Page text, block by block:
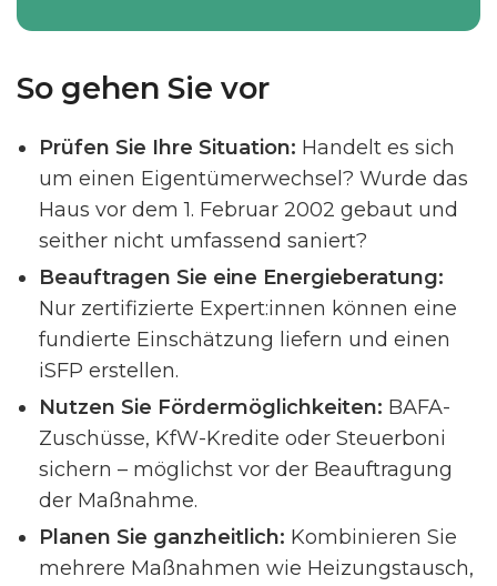
So gehen Sie vor
Prüfen Sie Ihre Situation: Handelt es sich
um einen Eigentümerwechsel? Wurde das
Haus vor dem 1. Februar 2002 gebaut und
seither nicht umfassend saniert?
Beauftragen Sie eine Energieberatung:
Nur zertifizierte Expert:innen können eine
fundierte Einschätzung liefern und einen
iSFP erstellen.
Nutzen Sie Fördermöglichkeiten: BAFA-
Zuschüsse, KfW-Kredite oder Steuerboni
sichern – möglichst vor der Beauftragung
der Maßnahme.
Planen Sie ganzheitlich: Kombinieren Sie
mehrere Maßnahmen wie Heizungstausch,